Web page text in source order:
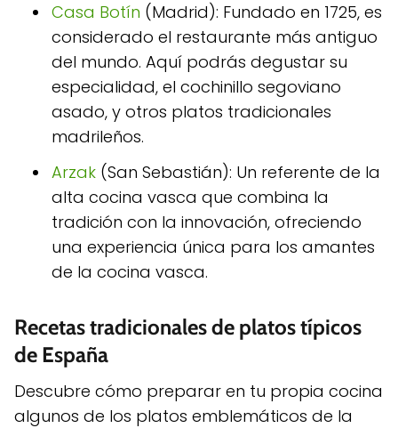
Casa Botín (Madrid): Fundado en 1725, es
considerado el restaurante más antiguo
del mundo. Aquí podrás degustar su
especialidad, el cochinillo segoviano
asado, y otros platos tradicionales
madrileños.
Arzak (San Sebastián): Un referente de la
alta cocina vasca que combina la
tradición con la innovación, ofreciendo
una experiencia única para los amantes
de la cocina vasca.
Recetas tradicionales de platos típicos
de España
Descubre cómo preparar en tu propia cocina
algunos de los platos emblemáticos de la